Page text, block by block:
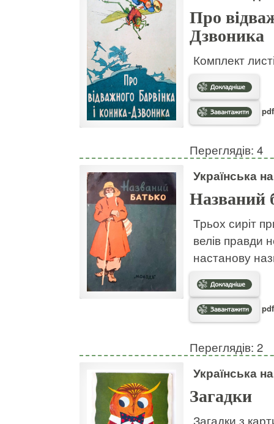
Про
Дзвоника
Комплект
Переглядів: 4
Українська
Названий
Трьох сиріт
велів правди
настанову
Переглядів: 2
Українська
Загадки
Загадки з